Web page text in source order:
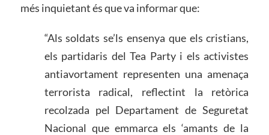
més inquietant és que va informar que:
“Als soldats se’ls ensenya que els cristians,
els partidaris del Tea Party i els activistes
antiavortament representen una amenaça
terrorista radical, reflectint la retòrica
recolzada pel Departament de Seguretat
Nacional que emmarca els ‘amants de la